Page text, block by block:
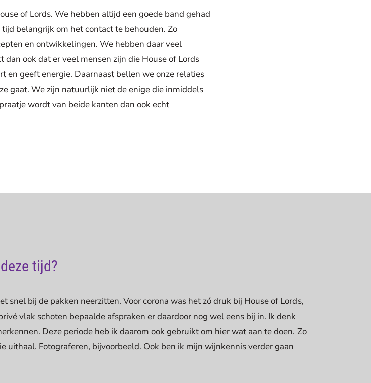
of Lords. We hebben altijd een goede band gehad
belangrijk om het contact te behouden. Zo
en ontwikkelingen. We hebben daar veel
dan ook dat er veel mensen zijn die House of Lords
en geeft energie. Daarnaast bellen we onze relaties
gaat. We zijn natuurlijk niet de enige die inmiddels
wordt van beide kanten dan ook echt
tijd?
snel bij de pakken neerzitten. Voor corona was het zó druk bij House of Lords,
vlak schoten bepaalde afspraken er daardoor nog wel eens bij in. Ik denk
Deze periode heb ik daarom ook gebruikt om hier wat aan te doen. Zo
uithaal. Fotograferen, bijvoorbeeld. Ook ben ik mijn wijnkennis verder gaan